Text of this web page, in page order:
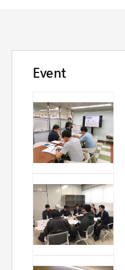
Event